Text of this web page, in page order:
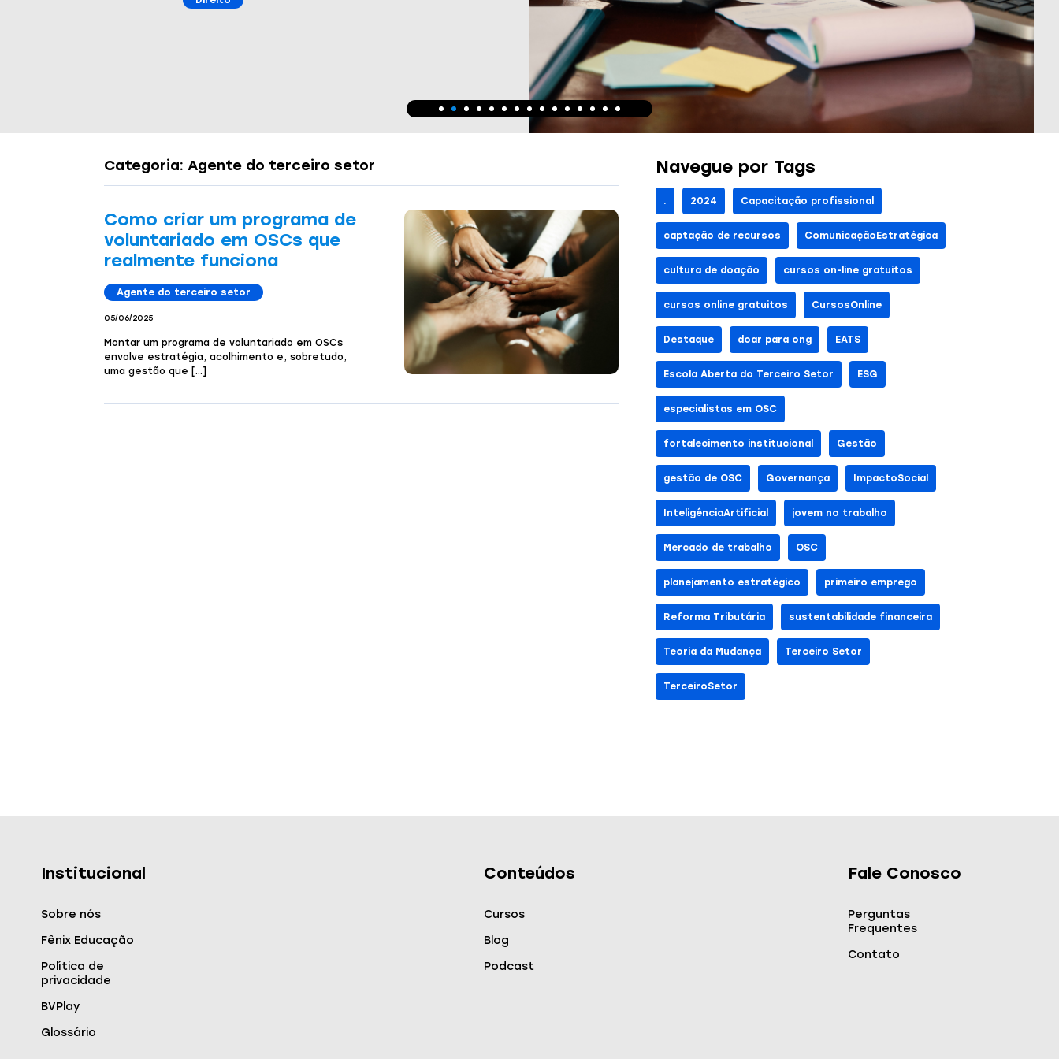
Gestão
Categoria: Agente do terceiro setor
Como criar um programa de
voluntariado em OSCs que
realmente funciona
Agente do terceiro setor
05/06/2025
Montar um programa de voluntariado em OSCs
envolve estratégia, acolhimento e, sobretudo,
uma gestão que […]
Navegue por Tags
. 2024 Capacitação profissional
captação de recursos ComunicaçãoEstratégica
cultura de doação cursos on-line gratuitos
cursos online gratuitos CursosOnline
Destaque doar para ong EATS
Escola Aberta do Terceiro Setor ESG
especialistas em OSC
fortalecimento institucional Gestão
gestão de OSC Governança ImpactoSocial
InteligênciaArtificial jovem no trabalho
Mercado de trabalho OSC
planejamento estratégico primeiro emprego
Reforma Tributária sustentabilidade financeira
Teoria da Mudança Terceiro Setor
TerceiroSetor
Institucional
Sobre nós
Fênix Educação
Política de
privacidade
BVPlay
Glossário
Conteúdos
Cursos
Blog
Podcast
Fale Conosco
Perguntas
Frequentes
Contato